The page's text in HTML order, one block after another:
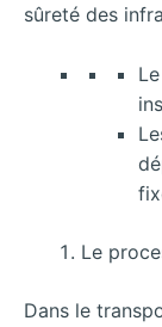
sûreté des
Le
Dans le